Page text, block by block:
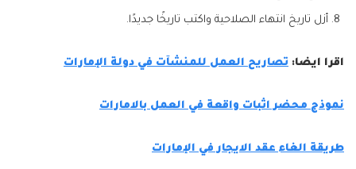
أزل تاريخ انتهاء الصلاحية واكتب تاريخًا جديدًا.
اقرا ايضا: تصاريح العمل للمنشآت في دولة الإمارات
نموذج محضر اثبات واقعة في العمل بالامارات
طريقة الغاء عقد الايجار في الإمارات